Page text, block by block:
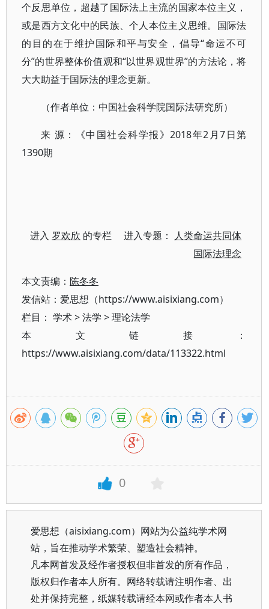
个反思单位，超越了国际法上主流的国家本位主义，
或是西方文化中的民族、个人本位主义思维。国际法
的目的在于维护国际和平与安全，倡导“命运不可
分”的世界整体价值观和“以世界观世界”的方法论，将
大大助益于国际法的理念更新。
（作者单位：中国社会科学院国际法研究所）
来 源：《中国社会科学报》2018年2月7日第
1390期
进入 罗欢欣 的专栏 进入专题： 人类命运共同体
国际法理念
本文责编： 陈冬冬
发信站：爱思想（https://www.aisixiang.com）
栏目： 学术>法学 >理论法学
本文链接：
https://www.aisixiang.com/data/113322.html
0
爱思想（aisixiang.com）网站为公益纯学术网
站，旨在推动学术繁荣、塑造社会精神。
凡本网首发及经作者授权但非首发的所有作品，
版权归作者本人所有。网络转载请注明作者、出
处并保持完整，纸媒转载请经本网或作者本人书